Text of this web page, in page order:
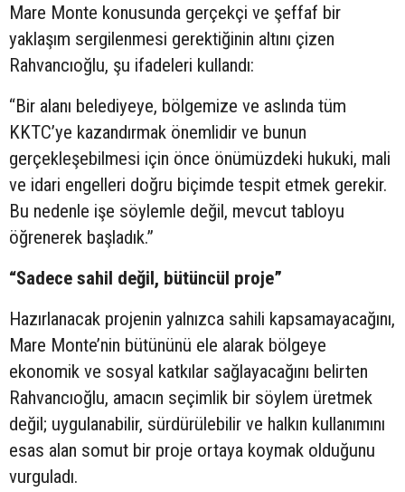
Mare Monte konusunda gerçekçi ve şeffaf bir
yaklaşım sergilenmesi gerektiğinin altını çizen
Rahvancıoğlu, şu ifadeleri kullandı:
“Bir alanı belediyeye, bölgemize ve aslında tüm
KKTC’ye kazandırmak önemlidir ve bunun
gerçekleşebilmesi için önce önümüzdeki hukuki, mali
ve idari engelleri doğru biçimde tespit etmek gerekir.
Bu nedenle işe söylemle değil, mevcut tabloyu
öğrenerek başladık.”
“Sadece sahil değil, bütüncül proje”
Hazırlanacak projenin yalnızca sahili kapsamayacağını,
Mare Monte’nin bütününü ele alarak bölgeye
ekonomik ve sosyal katkılar sağlayacağını belirten
Rahvancıoğlu, amacın seçimlik bir söylem üretmek
değil; uygulanabilir, sürdürülebilir ve halkın kullanımını
esas alan somut bir proje ortaya koymak olduğunu
vurguladı.